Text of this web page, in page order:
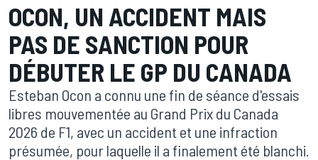
OCON, UN ACCIDENT MAIS
PAS DE SANCTION POUR
DÉBUTER LE GP DU CANADA
Esteban Ocon a connu une fin de séance d'essais
libres mouvementée au Grand Prix du Canada
2026 de F1, avec un accident et une infraction
présumée, pour laquelle il a finalement été blanchi.